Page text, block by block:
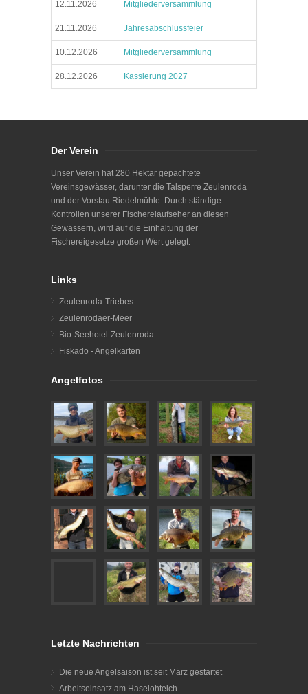
12.11.2026 Mitgliederversammlung
21.11.2026 Jahresabschlussfeier
10.12.2026 Mitgliederversammlung
28.12.2026 Kassierung 2027
Der Verein
Unser Verein hat 280 Hektar gepachtete
Vereinsgewässer, darunter die Talsperre Zeulenroda
und der Vorstau Riedelmühle. Durch ständige
Kontrollen unserer Fischereiaufseher an diesen
Gewässern, wird auf die Einhaltung der
Fischereigesetze großen Wert gelegt.
Links
Zeulenroda-Triebes
Zeulenrodaer-Meer
Bio-Seehotel-Zeulenroda
Fiskado - Angelkarten
Angelfotos
Letzte Nachrichten
Die neue Angelsaison ist seit März gestartet
Arbeitseinsatz am Haselohteich